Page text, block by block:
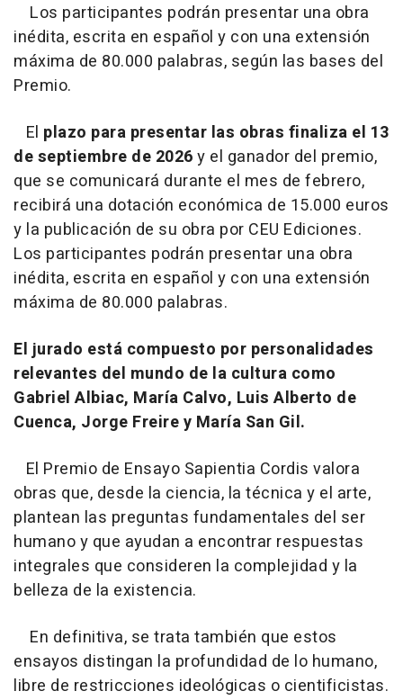
Los participantes podrán presentar una obra
inédita, escrita en español y con una extensión
máxima de 80.000 palabras, según las bases del
Premio.
El plazo para presentar las obras finaliza el 13
de septiembre de 2026y el ganador del premio,
que se comunicará durante el mes de febrero,
recibirá una dotación económica de 15.000 euros
y la publicación de su obra por CEU Ediciones.
Los participantes podrán presentar una obra
inédita, escrita en español y con una extensión
máxima de 80.000 palabras.
El jurado está compuesto por personalidades
relevantes del mundo de la cultura como
Gabriel Albiac, María Calvo, Luis Alberto de
Cuenca, Jorge Freire y María San Gil.
El Premio de Ensayo Sapientia Cordis valora
obras que, desde la ciencia, la técnica y el arte,
plantean las preguntas fundamentales del ser
humano y que ayudan a encontrar respuestas
integrales que consideren la complejidad y la
belleza de la existencia.
En definitiva, se trata también que estos
ensayos distingan la profundidad de lo humano,
libre de restricciones ideológicas o cientificistas.